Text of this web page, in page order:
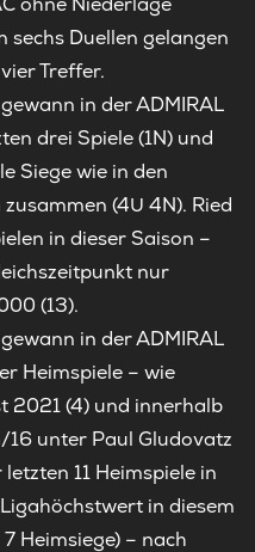
sechs Duellen gelangen
Treffer.
in der ADMIRAL
drei Spiele (1N) und
Siege wie in den
(4U 4N). Ried
in dieser Saison –
nur
(13).
in der ADMIRAL
Heimspiele – wie
2021 (4) und innerhalb
unter Paul Gludovatz
11 Heimspiele in
in diesem
Heimsiege) – nach